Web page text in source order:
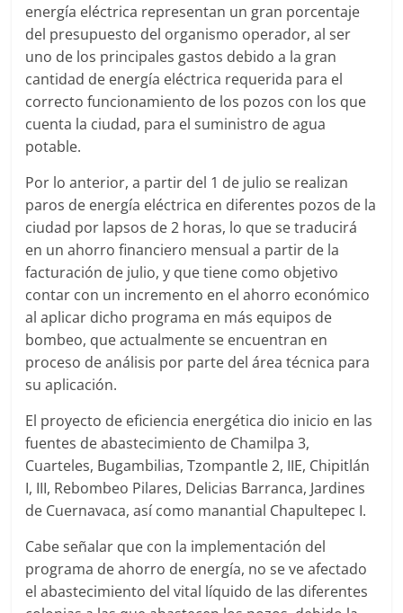
energía eléctrica representan un gran porcentaje
del presupuesto del organismo operador, al ser
uno de los principales gastos debido a la gran
cantidad de energía eléctrica requerida para el
correcto funcionamiento de los pozos con los que
cuenta la ciudad, para el suministro de agua
potable.
Por lo anterior, a partir del 1 de julio se realizan
paros de energía eléctrica en diferentes pozos de la
ciudad por lapsos de 2 horas, lo que se traducirá
en un ahorro financiero mensual a partir de la
facturación de julio, y que tiene como objetivo
contar con un incremento en el ahorro económico
al aplicar dicho programa en más equipos de
bombeo, que actualmente se encuentran en
proceso de análisis por parte del área técnica para
su aplicación.
El proyecto de eficiencia energética dio inicio en las
fuentes de abastecimiento de Chamilpa 3,
Cuarteles, Bugambilias, Tzompantle 2, IIE, Chipitlán
I, III, Rebombeo Pilares, Delicias Barranca, Jardines
de Cuernavaca, así como manantial Chapultepec I.
Cabe señalar que con la implementación del
programa de ahorro de energía, no se ve afectado
el abastecimiento del vital líquido de las diferentes